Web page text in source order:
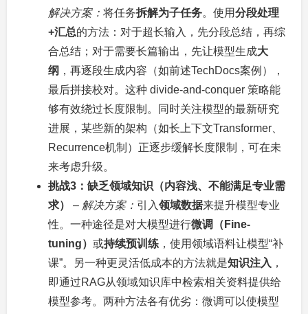
解决方案： 将任务拆解为子任务。使用分段处理
+汇总的方法：对于超长输入，先分段总结，再综
合总结；对于需要长篇输出，先让模型生成大
纲 ，再逐段生成内容（如前述TechDocs案例），
最后拼接校对。这种 divide-and-conquer 策略能
够有效绕过长度限制。同时关注模型的最新研究
进展，某些新的架构（如长上下文Transformer、
Recurrence机制）正逐步缓解长度限制，可在未
来考虑升级。
挑战3：缺乏领域知识（内容浅、不能满足专业需
求）
– 解决方案： 引入领域数据来提升模型专业
性。一种途径是对大模型进行微调（Fine-
tuning） 或持续预训练 ，使用领域语料让模型“补
课”。另一种更灵活低成本的方法就是知识注入 ，
即通过RAG从领域知识库中检索相关资料提供给
模型参考。两种方法各有优劣：微调可以使模型